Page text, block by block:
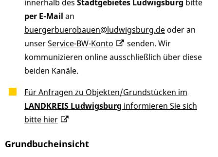
innerhalb des Stadtgebietes Ludwigsburg bitte
per E-Mail an
buergerbuerobauen@ludwigsburg.de oder an
unserService-BW-Konto
senden. Wir
kommunizieren online ausschließlich über diese
beiden Kanäle.
Für Anfragen zu Objekten/Grundstücken im
LANDKREIS Ludwigsburg informieren Sie sich
bitte hier
Grundbucheinsicht